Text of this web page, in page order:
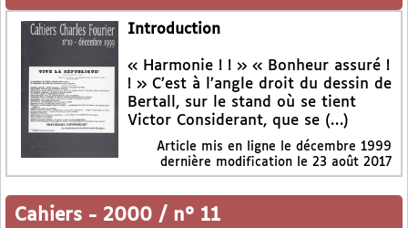
Introduction
« Harmonie ! ! » « Bonheur assuré !
! » C’est à l’angle droit du dessin de
Bertall, sur le stand où se tient
Victor Considerant, que se (…)
Article mis en ligne le décembre 1999
dernière modification le 23 août 2017
Cahiers - 2000 / n° 11